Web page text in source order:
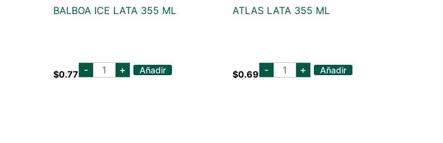
BALBOA ICE LATA 355 ML
$0.77 - balboa
ice
+ Añadir
ATLAS LATA 355 ML
$0.69 - atlas
lata
+ Añadir